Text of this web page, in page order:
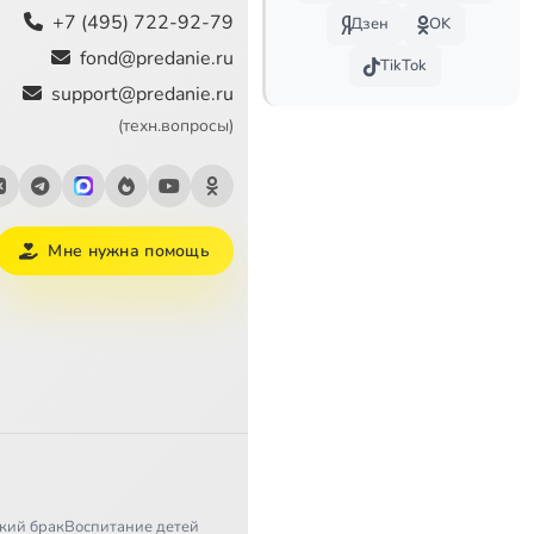
1:28
1:22
1:13
1:24
+7 (495) 722-92-79
fond@predanie.ru
support@predanie.ru
(техн.вопросы)
Мне нужна помощь
бракВоспитание детей
Дзен
OK
TikTok